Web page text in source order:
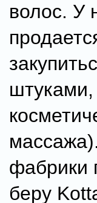
волос. У
фабрики
беру